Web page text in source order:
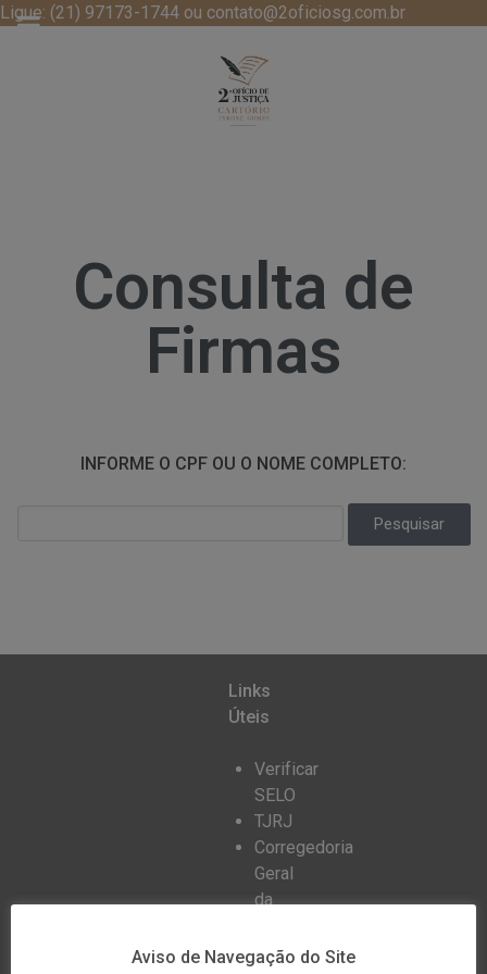
Ligue: (21) 97173-1744 ou contato@2oficiosg.com.br
Consulta de
Firmas
INFORME O CPF OU O NOME COMPLETO:
Links
Úteis
Verificar
SELO
TJRJ
Corregedoria
Geral
da
Receita
Aviso de Navegação do Site